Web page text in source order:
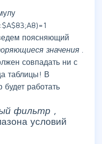
поясняющий
значения
совпадать ни с
таблицы! В
работать
фильтр ,
условий